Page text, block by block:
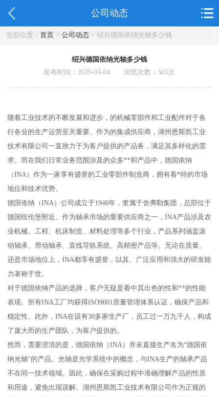
公司动态
当前位置： 首页> 公司动态> 绍兴德国依纳光轴多少钱
绍兴德国依纳光轴多少钱
发布时间：2025-03-04 浏览次数： 565次
随着工业技术的不断发展和进步，的机械零部件和工业配件对于各
行各业的生产运营至关重要。作为的集成供应商，湖州恩斯凯工业
技术有限公司一直致力于为客户提供的产品务，满足其多样化的需
求。而在我们日常业务范围涉及的众多**和产品中，德国依纳
（INA）作为一家享有盛誉的工业零部件制造商，拥有着*特的市场
地位和技术优势。
德国依纳（INA）公司成立于1946年，隶属于舍弗勒集团，总部位于
德国纽伦堡附近。作为轴承市场的重要供应商之一，INA产品涉及农
业机械、工程、机床制造、材料处理等多个行业，产品系列涵盖滚
动轴承、滑动轴承、直线导轨系统、高精密产品等。无论在质量、
还是市场地位上，INA都享有盛誉，以其、广泛应用和强大的研发能
力著称于世。
对于德国依纳产品的选择，客户无疑是看中其出色的性和**的性能
表现。所有INA工厂均获得ISO9001质量管理体系认证，确保产品和
稳定性。此外，INA在设有30多家生产厂，员工过一万九千人，构成
了庞大而的生产团队，为客户提供的。
然而，需要澄清的是，德国依纳（INA）并未直接生产名为“德国依
纳光轴”的产品。光轴是光学系统中的概念，与INA生产的轴承产品
不在同一技术领域。因此，确保在采购过程中准确理解产品的性质
和用途，避免出现误解。湖州恩斯凯工业技术有限公司作为正规的